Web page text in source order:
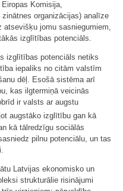
Komisija,
organizācijas) analīze
jomu sasniegumiem,
izglītības potenciāls.
izglītības potenciāls netiks
iepaliks no citām valstīm
dēļ. Esošā sistēma arī
kas ilgtermiņā veicinās
ir valsts ar augstu
augstāko izglītību gan kā
kā tālredzīgu sociālās
pilnu potenciālu, un tas
Latvijas ekonomisko un
strukturālie risinājumi